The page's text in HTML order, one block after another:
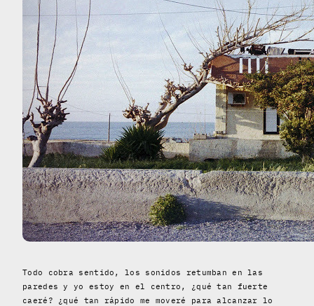
Todo cobra sentido, los sonidos retumban en las
paredes y yo estoy en el centro, ¿qué tan fuerte
caeré? ¿qué tan rápido me moveré para alcanzar lo